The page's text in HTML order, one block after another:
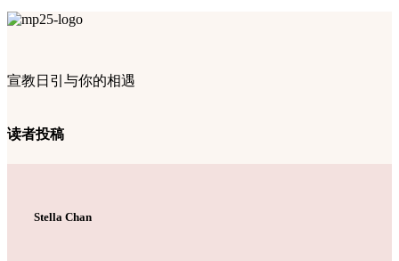
宣教日引与你的相遇
读者投稿
Stella Chan